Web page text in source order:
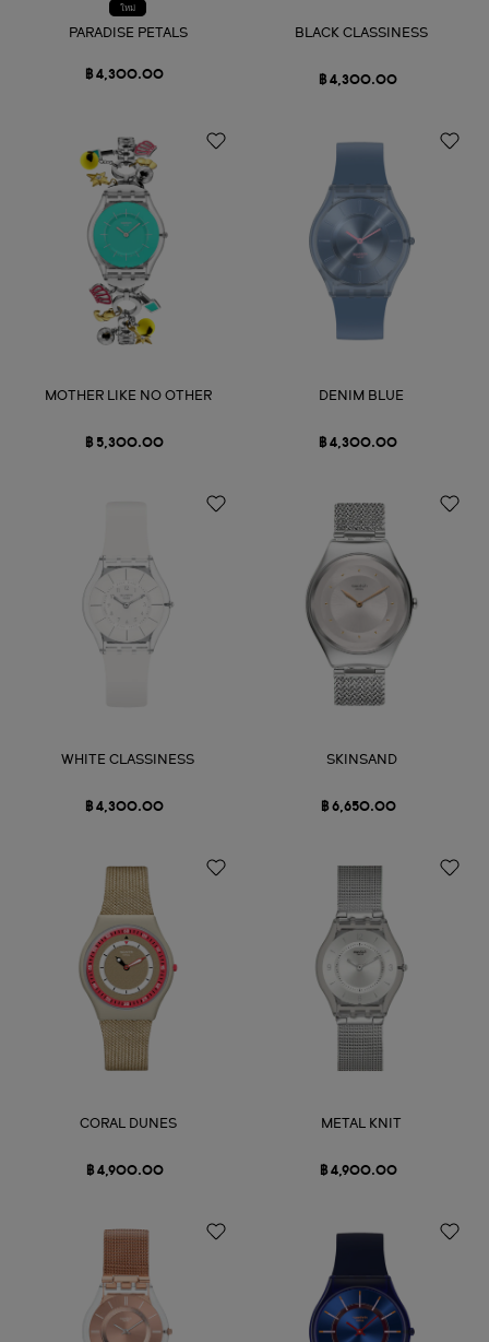
ใหม่
PARADISE PETALS
฿ 4,300.00
BLACK CLASSINESS
฿ 4,300.00
MOTHER LIKE NO OTHER
฿ 5,300.00
DENIM BLUE
฿ 4,300.00
WHITE CLASSINESS
฿ 4,300.00
SKINSAND
฿ 6,650.00
CORAL DUNES
฿ 4,900.00
METAL KNIT
฿ 4,900.00